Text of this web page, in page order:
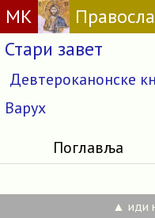
МК
Стари завет
Девтероканонске
Варух
Поглавља
▲ иди